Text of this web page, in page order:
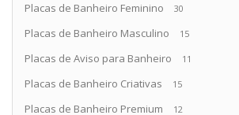
Placas de Banheiro Feminino 30
Placas de Banheiro Masculino 15
Placas de Aviso para Banheiro 11
Placas de Banheiro Criativas 15
Placas de Banheiro Premium 12